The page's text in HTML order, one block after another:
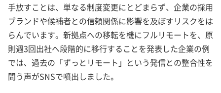
手放すことは、単なる制度変更にとどまらず、企業の採用
ブランドや候補者との信頼関係に影響を及ぼすリスクをは
らんでいます。新拠点への移転を機にフルリモートを、原
則週3回出社へ段階的に移行することを発表した企業の例
では、過去の「ずっとリモート」という発信との整合性を
問う声がSNSで噴出しました。